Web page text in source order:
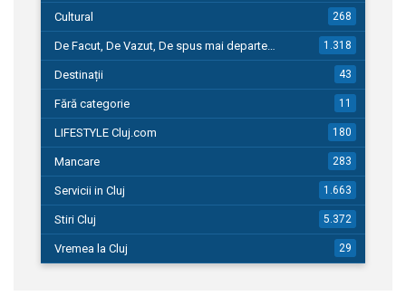
Cultural 268
De Facut, De Vazut, De spus mai departe… 1.318
Destinații 43
Fără categorie 11
LIFESTYLE Cluj.com 180
Mancare 283
Servicii in Cluj 1.663
Stiri Cluj 5.372
Vremea la Cluj 29